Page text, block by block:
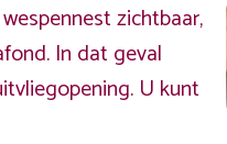
zichtbaar,
In dat geval
U kunt